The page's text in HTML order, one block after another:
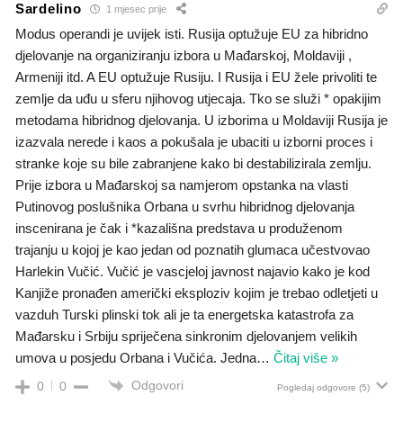
Sardelino 1 mjesec prije
Modus operandi je uvijek isti. Rusija optužuje EU za hibridno
djelovanje na organiziranju izbora u Mađarskoj, Moldaviji ,
Armeniji itd. A EU optužuje Rusiju. I Rusija i EU žele privoliti te
zemlje da uđu u sferu njihovog utjecaja. Tko se služi * opakijim
metodama hibridnog djelovanja. U izborima u Moldaviji Rusija je
izazvala nerede i kaos a pokušala je ubaciti u izborni proces i
stranke koje su bile zabranjene kako bi destabilizirala zemlju.
Prije izbora u Mađarskoj sa namjerom opstanka na vlasti
Putinovog poslušnika Orbana u svrhu hibridnog djelovanja
inscenirana je čak i *kazališna predstava u produženom
trajanju u kojoj je kao jedan od poznatih glumaca učestvovao
Harlekin Vučić. Vučić je vascjeloj javnost najavio kako je kod
Kanjiže pronađen američki eksploziv kojim je trebao odletjeti u
vazduh Turski plinski tok ali je ta energetska katastrofa za
Mađarsku i Srbiju spriječena sinkronim djelovanjem velikih
umova u posjedu Orbana i Vučića. Jedna… Čitaj više »
0 0 Odgovori Pogledaj odgovore (5)